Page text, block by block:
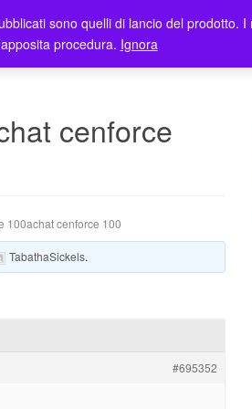
Registrazione Utenti Elenco
cenforce
100achat cenforce 100
TabathaSickels.
#695352
sono quelli di lancio del prodotto.
procedura. Ignora